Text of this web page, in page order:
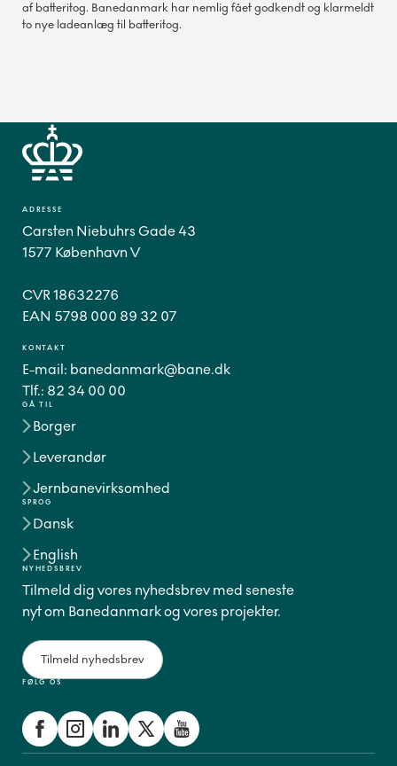
af batteritog. Banedanmark har nemlig fået godkendt og klarmeldt
to nye ladeanlæg til batteritog.
GÅ TIL
Borger
Leverandør
Jernbanevirksomhed
SPROG
Dansk
English
FØLG OS
ADRESSE
Carsten Niebuhrs Gade 43
1577 København V
CVR 18632276
EAN 5798 000 89 32 07
KONTAKT
E-mail: banedanmark@bane.dk
Tlf.: 82 34 00 00
NYHEDSBREV
Tilmeld dig vores nyhedsbrev med seneste
nyt om Banedanmark og vores projekter.
Tilmeld nyhedsbrev